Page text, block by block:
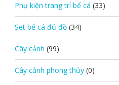
Phụ kiện trang trí bể cá (33)
Set bể cá đủ đồ (34)
Cây cảnh (99)
Cây cảnh phong thủy (0)